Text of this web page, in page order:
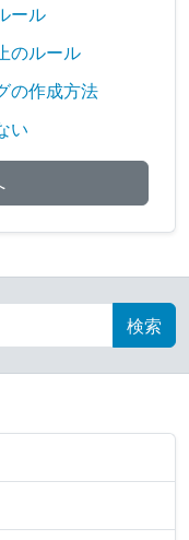
ール
のルール
の作成方法
い